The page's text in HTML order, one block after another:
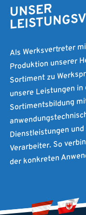
UNSER
Als Werksvertreter
Produktion unserer
Sortiment zu
unsere Leistungen
Sortimentsbildung
Dienstleistungen
Verarbeiter. So
der konkreten